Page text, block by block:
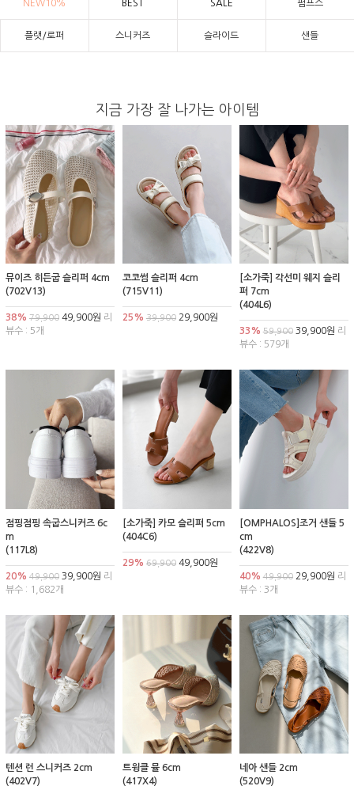
NEW10% BEST SALE 펌프스
플랫/로퍼 스니커즈 슬라이드 샌들
지금 가장 잘 나가는 아이템
뮤이즈 히든굽 슬리퍼 4cm
(702V13)
38% 79,900 49,900원 리
뷰수 : 5개
코코썸 슬리퍼 4cm
(715V11)
25% 39,90029,900원
[소가죽] 각선미 웨지 슬리
퍼 7cm
(404L6)
33% 59,90039,900원 리
뷰수 : 579개
점핑점핑 속굽스니커즈 6c
m
(117L8)
20% 49,900 39,900원 리
뷰수 : 1,682개
[소가죽] 카모 슬리퍼 5cm
(404C6)
29% 69,90049,900원
[OMPHALOS]조거 샌들 5
cm
(422V8)
40% 49,90029,900원 리
뷰수 : 3개
텐션 런 스니커즈 2cm
(402V7)
트윙클 뮬 6cm
(417X4)
네아 샌들 2cm
(520V9)